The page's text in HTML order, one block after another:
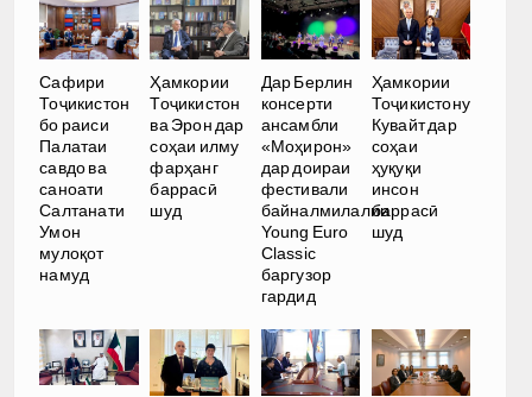
Сафири
Тоҷикистон
бо раиси
Палатаи
савдо ва
саноати
Салтанати
Умон
мулоқот
намуд
Ҳамкории
Тоҷикистон
ва Эрон дар
соҳаи илму
фарҳанг
баррасӣ
шуд
Дар Берлин
консерти
ансамбли
«Моҳирон»
дар доираи
фестивали
байналмилалии
Young Euro
Classic
баргузор
гардид
Ҳамкории
Тоҷикистону
Кувайт дар
соҳаи
ҳуқуқи
инсон
баррасӣ
шуд